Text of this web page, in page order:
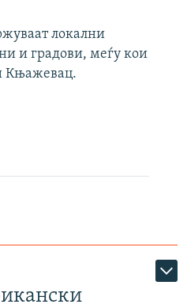
локални
и градови, меѓу кои
Књажевац.